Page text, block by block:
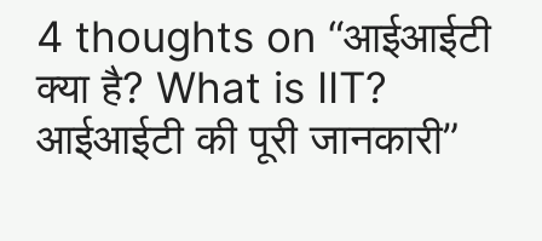
4 thoughts on “आईआईटी
क्या है? What is IIT?
आईआईटी की पूरी जानकारी”